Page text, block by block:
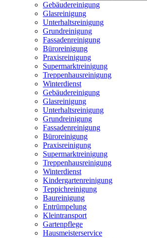
Gebäudereinigung
Glasreinigung
Unterhaltsreinigung
Grundreinigung
Fassadenreinigung
Büroreinigung
Praxisreinigung
Supermarktreinigung
Treppenhausreinigung
Winterdienst
Gebäudereinigung
Glasreinigung
Unterhaltsreinigung
Grundreinigung
Fassadenreinigung
Büroreinigung
Praxisreinigung
Supermarktreinigung
Treppenhausreinigung
Winterdienst
Kindergartenreinigung
Teppichreinigung
Baureinigung
Entrümpelung
Kleintransport
Gartenpflege
Hausmeisterservice